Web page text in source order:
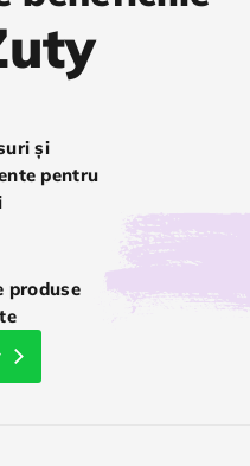
și
pentru
produse